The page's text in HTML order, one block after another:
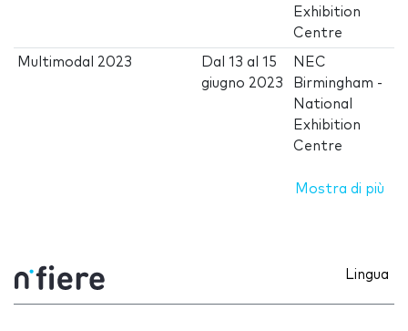
Exhibition
Centre
Multimodal 2023 Dal13 al15
giugno 2023
NEC
Birmingham -
National
Exhibition
Centre
Mostra di più
Lingua